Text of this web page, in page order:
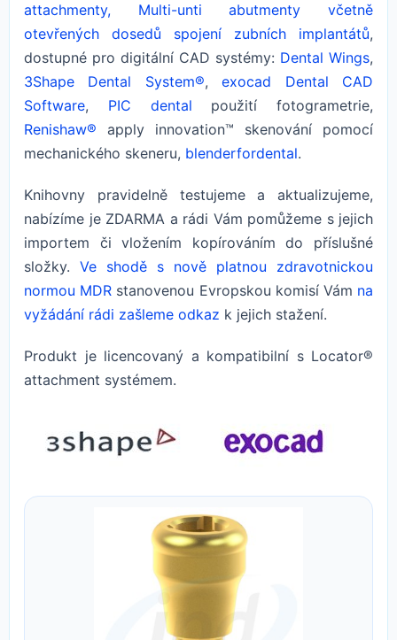
attachmenty, Multi-unti abutmenty včetně
otevřených dosedů spojení zubních implantátů,
dostupné pro digitální CAD systémy: Dental Wings,
3Shape Dental System®,exocad Dental CAD
Software, PIC dental použití fotogrametrie,
Renishaw® apply innovation™ skenování pomocí
mechanického skeneru, blenderfordental.
Knihovny pravidelně testujeme a aktualizujeme,
nabízíme je ZDARMA a rádi Vám pomůžeme s jejich
importem či vložením kopírováním do příslušné
složky. Ve shodě s nově platnou zdravotnickou
normou MDR stanovenou Evropskou komisí Vám na
vyžádání rádi zašleme odkaz k jejich stažení.
Produkt je licencovaný a kompatibilní s Locator®
attachment systémem.